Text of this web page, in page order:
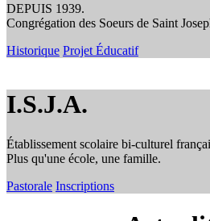
DEPUIS 1939.
Congrégation des Soeurs de Saint
Historique Projet Éducatif
I.S.J.A.
Établissement scolaire bi-culturel
Plus qu'une école, une famille.
Pastorale Inscriptions